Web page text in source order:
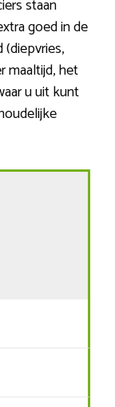
staan
goed in de
maaltijd, het
u uit kunt